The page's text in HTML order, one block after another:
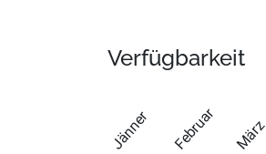
Verfügbarkeit
Jänner Februar März